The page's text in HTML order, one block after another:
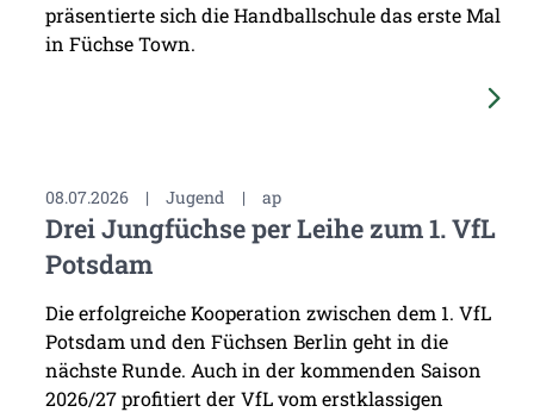
präsentierte sich die Handballschule das erste Mal
in Füchse Town.
08.07.2026 | Jugend | ap
Drei Jungfüchse per Leihe zum 1. VfL
Potsdam
Die erfolgreiche Kooperation zwischen dem 1. VfL
Potsdam und den Füchsen Berlin geht in die
nächste Runde. Auch in der kommenden Saison
2026/27 profitiert der VfL vom erstklassigen